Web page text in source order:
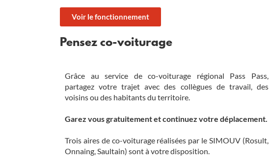
Voir le fonctionnement
Pensez co-voiturage
Grâce au service de co-voiturage régional Pass Pass,
partagez votre trajet avec des collègues de travail, des
voisins ou des habitants du territoire.
Garez vous gratuitement et continuez votre déplacement.
Trois aires de co-voiturage réalisées par le SIMOUV (Rosult,
Onnaing, Saultain) sont à votre disposition.